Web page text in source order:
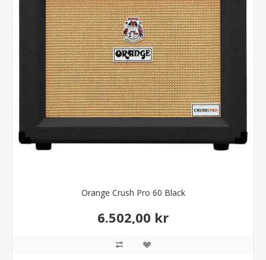
Orange Crush Pro 60 Black
6.502,00 kr